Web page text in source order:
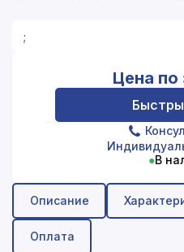
;
Цена по
●В
Описание
Оплата